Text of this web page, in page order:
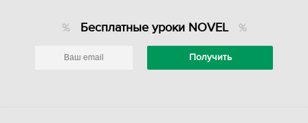
Бесплатные уроки NOVEL